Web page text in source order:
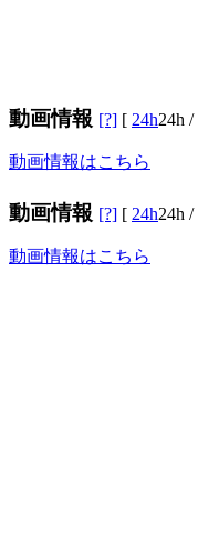
動画情報 [?] [ 24h24h /
動画情報はこちら
動画情報 [?] [ 24h24h /
動画情報はこちら